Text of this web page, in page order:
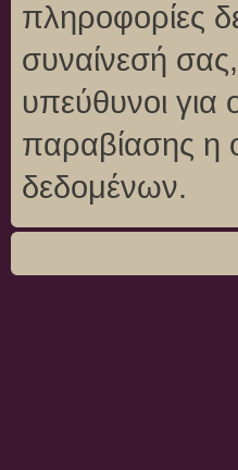
πληροφορίες
συναίνεσή
υπεύθυνοι για
παραβίασης η
δεδομένων.